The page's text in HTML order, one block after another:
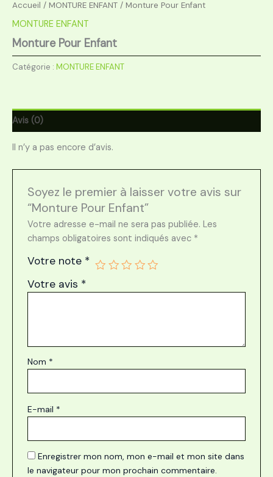
Accueil / MONTURE ENFANT / Monture Pour Enfant
MONTURE ENFANT
Monture Pour Enfant
Catégorie : MONTURE ENFANT
Avis (0)
Il n’y a pas encore d’avis.
Soyez le premier à laisser votre avis sur
“Monture Pour Enfant”
Votre adresse e-mail ne sera pas publiée. Les
champs obligatoires sont indiqués avec *
Votre note *
Votre avis *
Nom *
E-mail *
Enregistrer mon nom, mon e-mail et mon site dans
le navigateur pour mon prochain commentaire.